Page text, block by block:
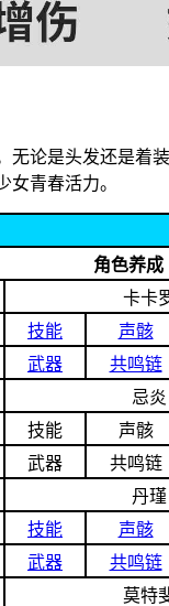
无论是头发还是着
青春活力。
角色养成
卡卡
技能 声骸
武器 共鸣链
忌炎
技能 声骸
武器 共鸣链
丹瑾
技能 声骸
武器 共鸣链
莫特